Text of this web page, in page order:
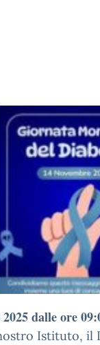
dalle ore
Istituto, il